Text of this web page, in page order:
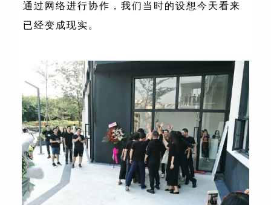
通过网络进行协作 ，我们 当 时的设想今天看来
已经变成现实 。